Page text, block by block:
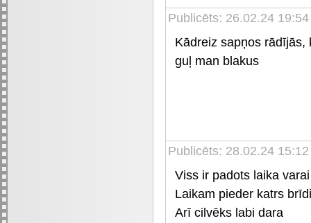
Publicēts: 26.02.24 19:54
Kādreiz sapņos rādījās,
guļ man blakus
Publicēts: 28.02.24 15:12
Viss ir padots laika varai
Laikam pieder katrs
Arī cilvēks labi dara